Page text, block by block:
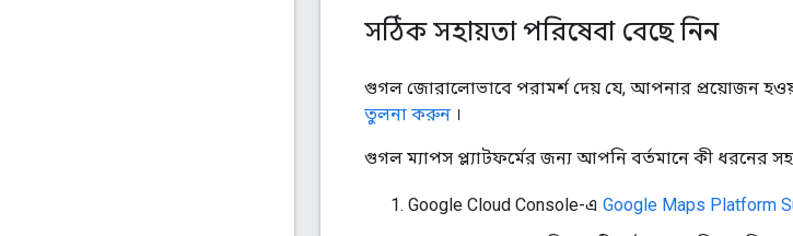
সঠিক সহায়তা পরিষেবা বেছে নিন
গুগল জোরালোভাবে পরামর্শ দেয় যে, আপনার প্রয়োজন
তুলনা করুন ।
গুগল ম্যাপস প্ল্যাটফর্মের জন্য আপনি বর্তমানে কী ধরনের
Google Cloud Console-এ Google Maps Platform